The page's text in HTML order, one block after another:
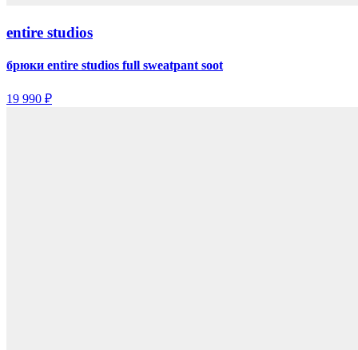
entire studios
брюки entire studios full sweatpant soot
19 990 ₽